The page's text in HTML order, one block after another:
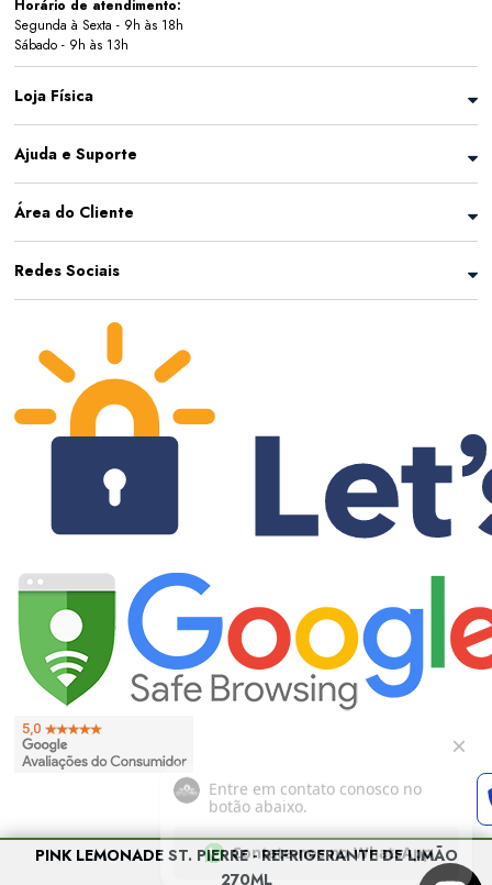
PINK LEMONADE ST. PIERRE - REFRIGERANTE DE LIMÃO
270ML
Horário de atendimento:
Segunda à Sexta - 9h às 18h
Sábado - 9h às 13h
Loja Física
Ajuda e Suporte
Área do Cliente
Redes Sociais